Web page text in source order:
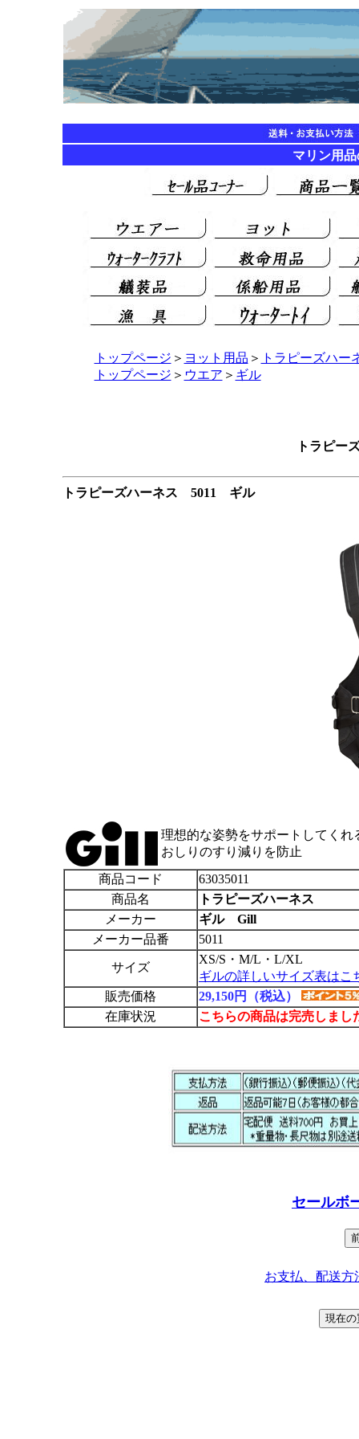
マリン用
トップページ ＞ ヨット用品 ＞ トラピーズハー
トップページ ＞ ウエア ＞ ギル
トラピ
トラピーズハーネス 5011 ギル
理想的な姿勢をサポートしてくれ
おしりのすり減りを防止
商品コード
63035011
商品名
トラピーズハーネス
メーカー
ギル Gill
メーカー品番
5011
サイズ
XS/S・M/L・L/XL
ギルの詳しいサイズ表はこ
販売価格
29,150円（税込）
在庫状況
こちらの商品は完売しまし
セールボ
お支払、配送方